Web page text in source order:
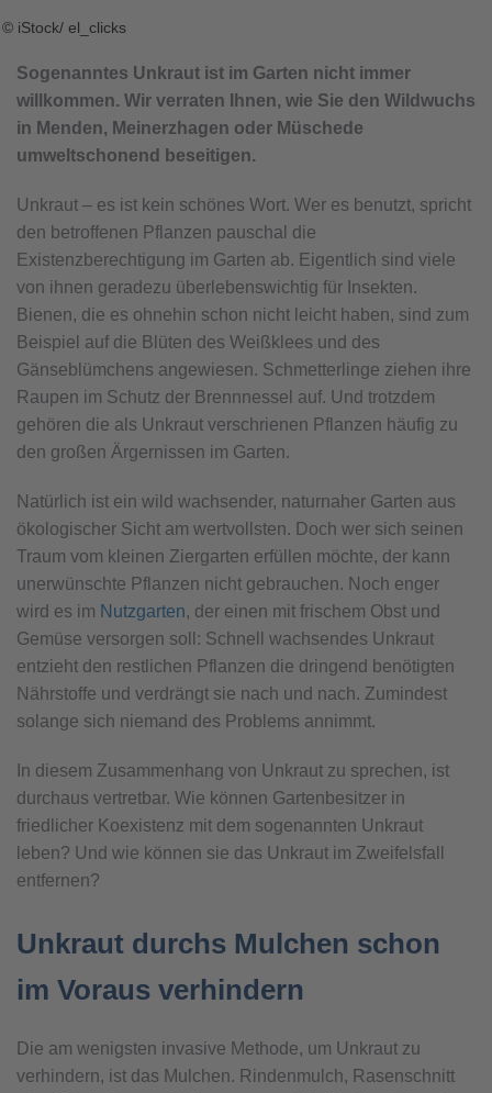
© iStock/ el_clicks
Sogenanntes Unkraut ist im Garten nicht immer
willkommen. Wir verraten Ihnen, wie Sie den Wildwuchs
in Menden, Meinerzhagen oder Müschede
umweltschonend beseitigen.
Unkraut – es ist kein schönes Wort. Wer es benutzt, spricht
den betroffenen Pflanzen pauschal die
Existenzberechtigung im Garten ab. Eigentlich sind viele
von ihnen geradezu überlebenswichtig für Insekten.
Bienen, die es ohnehin schon nicht leicht haben, sind zum
Beispiel auf die Blüten des Weißklees und des
Gänseblümchens angewiesen. Schmetterlinge ziehen ihre
Raupen im Schutz der Brennnessel auf. Und trotzdem
gehören die als Unkraut verschrienen Pflanzen häufig zu
den großen Ärgernissen im Garten.
Natürlich ist ein wild wachsender, naturnaher Garten aus
ökologischer Sicht am wertvollsten. Doch wer sich seinen
Traum vom kleinen Ziergarten erfüllen möchte, der kann
unerwünschte Pflanzen nicht gebrauchen. Noch enger
wird es im Nutzgarten, der einen mit frischem Obst und
Gemüse versorgen soll: Schnell wachsendes Unkraut
entzieht den restlichen Pflanzen die dringend benötigten
Nährstoffe und verdrängt sie nach und nach. Zumindest
solange sich niemand des Problems annimmt.
In diesem Zusammenhang von Unkraut zu sprechen, ist
durchaus vertretbar. Wie können Gartenbesitzer in
friedlicher Koexistenz mit dem sogenannten Unkraut
leben? Und wie können sie das Unkraut im Zweifelsfall
entfernen?
Unkraut durchs Mulchen schon
im Voraus verhindern
Die am wenigsten invasive Methode, um Unkraut zu
verhindern, ist das Mulchen. Rindenmulch, Rasenschnitt